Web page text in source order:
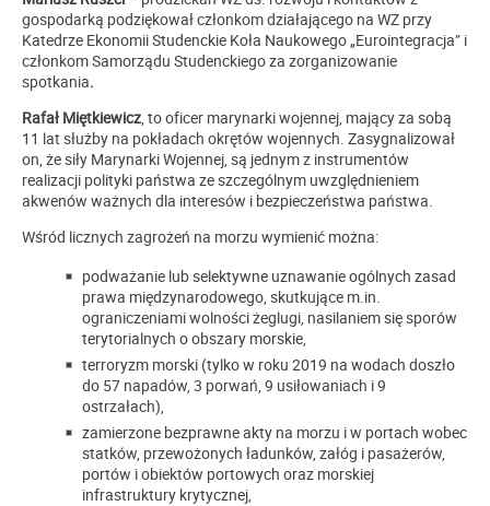
gospodarką podziękował członkom działającego na WZ przy
Katedrze Ekonomii Studenckie Koła Naukowego „Eurointegracja” i
członkom Samorządu Studenckiego za zorganizowanie
spotkania.
Rafał Miętkiewicz , to oficer marynarki wojennej, mający za sobą
11 lat służby na pokładach okrętów wojennych. Zasygnalizował
on, że siły Marynarki Wojennej, są jednym z instrumentów
realizacji polityki państwa ze szczególnym uwzględnieniem
akwenów ważnych dla interesów i bezpieczeństwa państwa.
Wśród licznych zagrożeń na morzu wymienić można:
podważanie lub selektywne uznawanie ogólnych zasad
prawa międzynarodowego, skutkujące m.in.
ograniczeniami wolności żeglugi, nasilaniem się sporów
terytorialnych o obszary morskie,
terroryzm morski (tylko w roku 2019 na wodach doszło
do 57 napadów, 3 porwań, 9 usiłowaniach i 9
ostrzałach),
zamierzone bezprawne akty na morzu i w portach wobec
statków, przewożonych ładunków, załóg i pasażerów,
portów i obiektów portowych oraz morskiej
infrastruktury krytycznej,